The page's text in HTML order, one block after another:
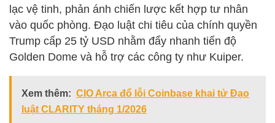
lạc vệ tinh, phản ánh chiến lược kết hợp tư nhân
vào quốc phòng. Đạo luật chi tiêu của chính quyền
Trump cấp 25 tỷ USD nhằm đẩy nhanh tiến độ
Golden Dome và hỗ trợ các công ty như Kuiper.
Xem thêm: CIO Arca đổ lỗi Coinbase khai tử Đạo
luật CLARITY tháng 1/2026